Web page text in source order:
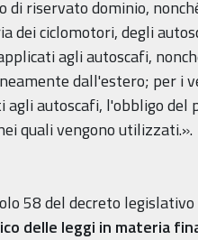
di riservato dominio,
dei ciclomotori, degli
agli autoscafi,
dall'estero; per i
autoscafi, l'obbligo del
quali vengono utilizzati.».
58 del decreto
delle leggi in materia